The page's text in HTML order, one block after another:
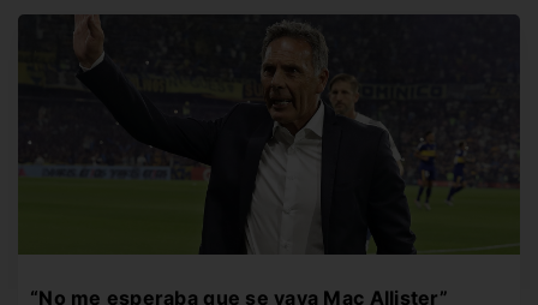
“No me esperaba que se vaya Mac Allister”